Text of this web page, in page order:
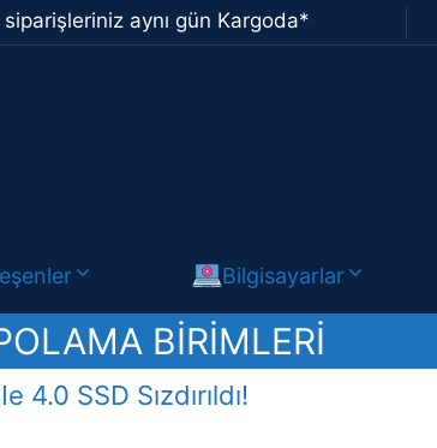
aynı gün Kargoda*
Bilgisayarlar
BIRIMLERI
4.0 SSD Sızdırıldı!